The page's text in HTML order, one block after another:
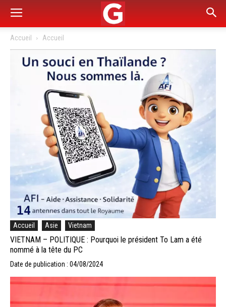
Accueil Accueil
Accueil Asie Vietnam
VIETNAM – POLITIQUE : Pourquoi le président To Lam a été
nommé à la tête du PC
Date de publication : 04/08/2024